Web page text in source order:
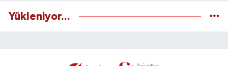
Yükleniyor...